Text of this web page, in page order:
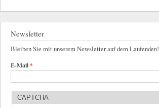
Newsletter
Bleiben Sie mit unserem Newsletter auf dem Laufenden!
E-Mail*
CAPTCHA